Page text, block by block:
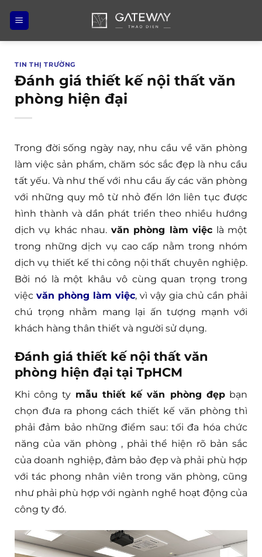
qua
nội
TIN THỊ TRƯỜNG
Đánh giá thiết kế nội thất văn
phòng hiện đại
Trong đời sống ngày nay, nhu cầu về văn phòng
làm việc sản phẩm, chăm sóc sắc đẹp là nhu cầu
tất yếu. Và như thế với nhu cầu ấy các văn phòng
với những quy mô từ nhỏ đến lớn liên tục được
hình thành và dần phát triển theo nhiều hướng
dịch vụ khác nhau. văn phòng làm việc là một
trong những dịch vụ cao cấp nằm trong nhóm
dịch vụ thiết kế thi công nội thất chuyên nghiệp.
Bởi nó là một khâu vô cùng quan trọng trong
việc văn phòng làm việc, vì vậy gia chủ cần phải
chú trọng nhằm mang lại ấn tượng mạnh với
khách hàng thân thiết và người sử dụng.
Đánh giá thiết kế nội thất văn
phòng hiện đại tại TpHCM
Khi công ty mẫu thiết kế văn phòng đẹpbạn
chọn đưa ra phong cách thiết kế văn phòng thì
phải đảm bảo những điểm sau: tối đa hóa chức
năng của văn phòng , phải thể hiện rõ bản sắc
của doanh nghiệp, đảm bảo đẹp và phải phù hợp
với tác phong nhân viên trong văn phòng, cũng
như phải phù hợp với ngành nghề hoạt động của
công ty đó.